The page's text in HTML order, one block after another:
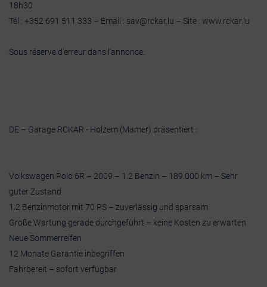
18h30
Tél : +352 691 511 333 – Email : sav@rckar.lu – Site : www.rckar.lu
Sous réserve d’erreur dans l’annonce.
DE – Garage RCKAR - Holzem (Mamer) präsentiert :
Volkswagen Polo 6R – 2009 – 1.2 Benzin – 189.000 km – Sehr
guter Zustand
1.2 Benzinmotor mit 70 PS – zuverlässig und sparsam
Große Wartung gerade durchgeführt – keine Kosten zu erwarten
Neue Sommerreifen
12 Monate Garantie inbegriffen
Fahrbereit – sofort verfügbar